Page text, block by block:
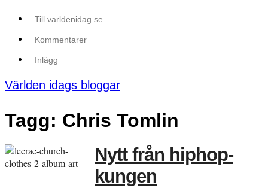
Till varldenidag.se
Kommentarer
Inlägg
Världen idags bloggar
Tagg: Chris Tomlin
Nytt från hiphop-
kungen